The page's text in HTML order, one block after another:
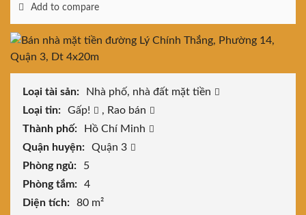
Add to compare
Loại tài sản:
Nhà phố, nhà đất mặt tiền
Loại tin:
Gấp! , Rao bán
Thành phố:
Hồ Chí Minh
Quận huyện:
Quận 3
Phòng ngủ:
5
Phòng tắm:
4
Diện tích:
80 m²